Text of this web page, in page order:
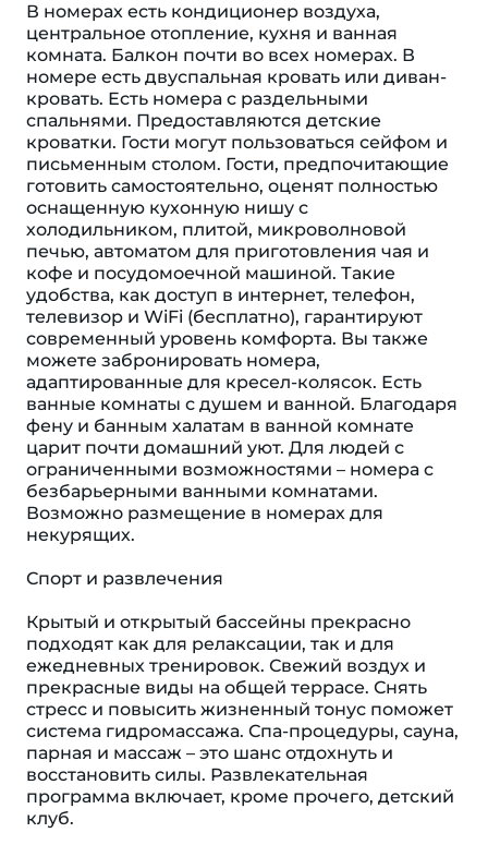
В номерах есть кондиционер воздуха,
центральное отопление, кухня и ванная
комната. Балкон почти во всех номерах. В
номере есть двуспальная кровать или диван-
кровать. Есть номера с раздельными
спальнями. Предоставляются детские
кроватки. Гости могут пользоваться сейфом и
письменным столом. Гости, предпочитающие
готовить самостоятельно, оценят полностью
оснащенную кухонную нишу с
холодильником, плитой, микроволновой
печью, автоматом для приготовления чая и
кофе и посудомоечной машиной. Такие
удобства, как доступ в интернет, телефон,
телевизор и WiFi (бесплатно), гарантируют
современный уровень комфорта. Вы также
можете забронировать номера,
адаптированные для кресел-колясок. Есть
ванные комнаты с душем и ванной. Благодаря
фену и банным халатам в ванной комнате
царит почти домашний уют. Для людей с
ограниченными возможностями – номера с
безбарьерными ванными комнатами.
Возможно размещение в номерах для
некурящих.
Спорт и развлечения
Крытый и открытый бассейны прекрасно
подходят как для релаксации, так и для
ежедневных тренировок. Свежий воздух и
прекрасные виды на общей террасе. Снять
стресс и повысить жизненный тонус поможет
система гидромассажа. Спа-процедуры, сауна,
парная и массаж – это шанс отдохнуть и
восстановить силы. Развлекательная
программа включает, кроме прочего, детский
клуб.